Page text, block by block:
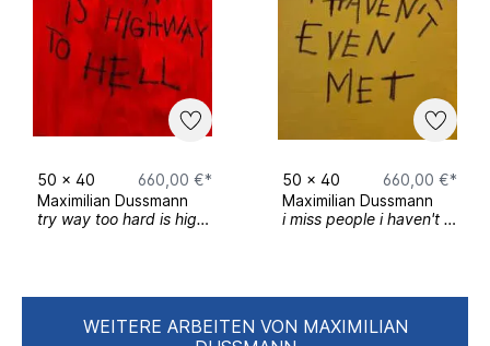
50 x 40
660,00 €*
Maximilian Dussmann
try way too hard is highway to hell
50 x 40
660,00 €*
Maximilian Dussmann
i miss people i haven't even met
WEITERE ARBEITEN VON MAXIMILIAN